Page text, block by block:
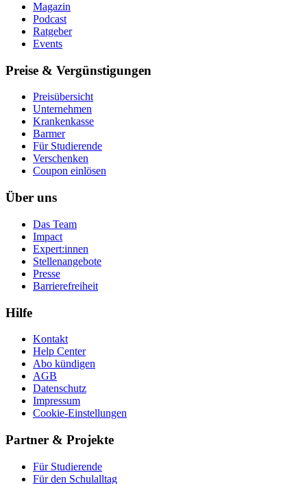
Magazin
Podcast
Ratgeber
Events
Preise & Vergünstigungen
Preisübersicht
Unternehmen
Krankenkasse
Barmer
Für Studierende
Ver­schen­ken
Coupon einlösen
Über uns
Das Team
Impact
Expert:innen
Stellenangebote
Presse
Barrierefreiheit
Hilfe
Kontakt
Help Center
Abo kündigen
AGB
Datenschutz
Impressum
Cookie-Einstellungen
Partner & Projekte
Für Stu­die­rende
Für den Schulalltag